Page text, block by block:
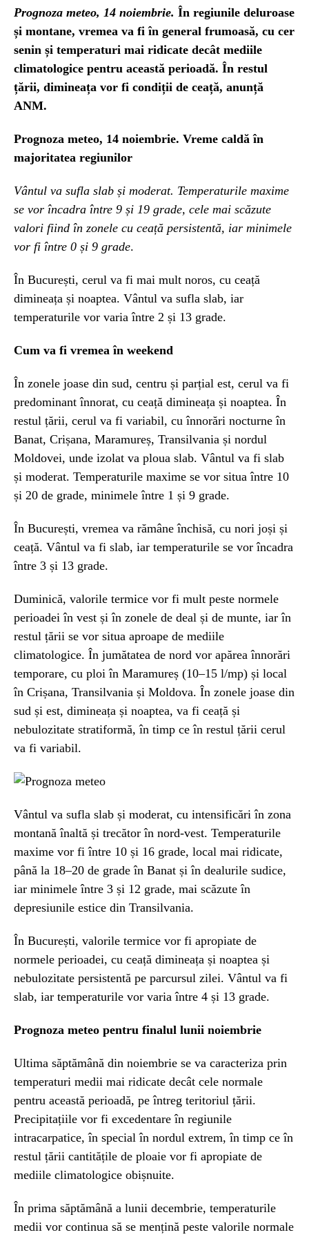
Prognoza meteo, 14 noiembrie. În regiunile deluroase
și montane, vremea va fi în general frumoasă, cu cer
senin și temperaturi mai ridicate decât mediile
climatologice pentru această perioadă. În restul
țării, dimineața vor fi condiții de ceață, anunță
ANM.
Prognoza meteo, 14 noiembrie. Vreme caldă în
majoritatea regiunilor
Vântul va sufla slab și moderat. Temperaturile maxime
se vor încadra între 9 și 19 grade, cele mai scăzute
valori fiind în zonele cu ceață persistentă, iar minimele
vor fi între 0 și 9 grade.
În București, cerul va fi mai mult noros, cu ceață
dimineața și noaptea. Vântul va sufla slab, iar
temperaturile vor varia între 2 și 13 grade.
Cum va fi vremea în weekend
În zonele joase din sud, centru și parțial est, cerul va fi
predominant înnorat, cu ceață dimineața și noaptea. În
restul țării, cerul va fi variabil, cu înnorări nocturne în
Banat, Crișana, Maramureș, Transilvania și nordul
Moldovei, unde izolat va ploua slab. Vântul va fi slab
și moderat. Temperaturile maxime se vor situa între 10
și 20 de grade, minimele între 1 și 9 grade.
În București, vremea va rămâne închisă, cu nori joși și
ceață. Vântul va fi slab, iar temperaturile se vor încadra
între 3 și 13 grade.
Duminică, valorile termice vor fi mult peste normele
perioadei în vest și în zonele de deal și de munte, iar în
restul țării se vor situa aproape de mediile
climatologice. În jumătatea de nord vor apărea înnorări
temporare, cu ploi în Maramureș (10–15 l/mp) și local
în Crișana, Transilvania și Moldova. În zonele joase din
sud și est, dimineața și noaptea, va fi ceață și
nebulozitate stratiformă, în timp ce în restul țării cerul
va fi variabil.
Vântul va sufla slab și moderat, cu intensificări în zona
montană înaltă și trecător în nord-vest. Temperaturile
maxime vor fi între 10 și 16 grade, local mai ridicate,
până la 18–20 de grade în Banat și în dealurile sudice,
iar minimele între 3 și 12 grade, mai scăzute în
depresiunile estice din Transilvania.
În București, valorile termice vor fi apropiate de
normele perioadei, cu ceață dimineața și noaptea și
nebulozitate persistentă pe parcursul zilei. Vântul va fi
slab, iar temperaturile vor varia între 4 și 13 grade.
Prognoza meteo pentru finalul lunii noiembrie
Ultima săptămână din noiembrie se va caracteriza prin
temperaturi medii mai ridicate decât cele normale
pentru această perioadă, pe întreg teritoriul țării.
Precipitațiile vor fi excedentare în regiunile
intracarpatice, în special în nordul extrem, în timp ce în
restul țării cantitățile de ploaie vor fi apropiate de
mediile climatologice obișnuite.
În prima săptămână a lunii decembrie, temperaturile
medii vor continua să se mențină peste valorile normale